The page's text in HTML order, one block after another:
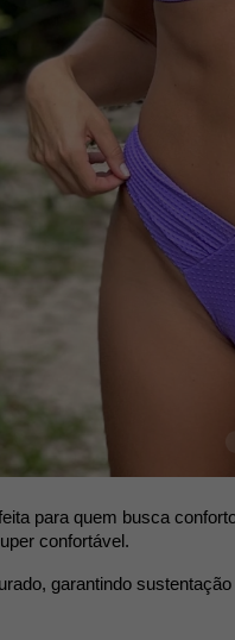
para quem busca
confortável.
garantindo